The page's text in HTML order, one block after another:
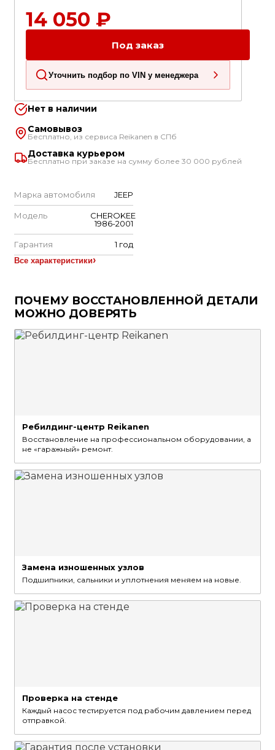
Марка автомобиля JEEP
Модель
CHEROKEE
1986-2001
Гарантия 1 год
Все характеристики
14 050 ₽
Под заказ
Уточнить подбор по VIN у менеджера
Нет в наличии
Самовывоз
Бесплатно, из сервиса Reikanen в СПб
Доставка курьером
Бесплатно при заказе на сумму более 30 000 рублей
ПОЧЕМУ ВОССТАНОВЛЕННОЙ ДЕТАЛИ
МОЖНО ДОВЕРЯТЬ
Ребилдинг-центр Reikanen
Восстановление на профессиональном оборудовании, а
не «гаражный» ремонт.
Замена изношенных узлов
Подшипники, сальники и уплотнения меняем на новые.
Проверка на стенде
Каждый насос тестируется под рабочим давлением перед
отправкой.